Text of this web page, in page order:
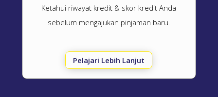
Ketahui riwayat kredit & skor kredit Anda
sebelum mengajukan pinjaman baru.
Pelajari Lebih Lanjut